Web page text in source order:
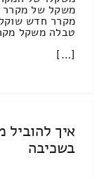
משקל של מקרר
מקרר חדש
טבלה משקל
[…]
איך להוביל
בשכיבה